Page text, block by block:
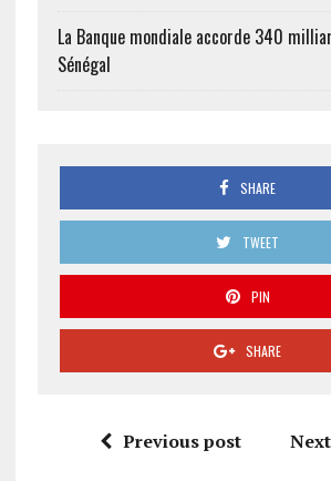
La Banque mondiale accorde 340
Sénégal
SHARE
TWEET
PIN
SHARE
Previous post